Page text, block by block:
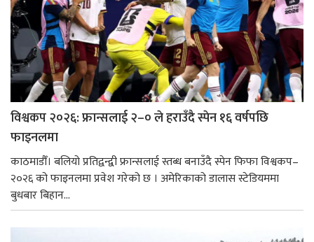
विश्वकप २०२६: फ्रान्सलाई २–० ले हराउँदै स्पेन १६ वर्षपछि
फाइनलमा
काठमाडौँ। बलियो प्रतिद्वन्द्वी फ्रान्सलाई स्तब्ध बनाउँदै स्पेन फिफा विश्वकप–
२०२६ को फाइनलमा प्रवेश गरेको छ । अमेरिकाको डालास स्टेडियममा
बुधबार बिहान...